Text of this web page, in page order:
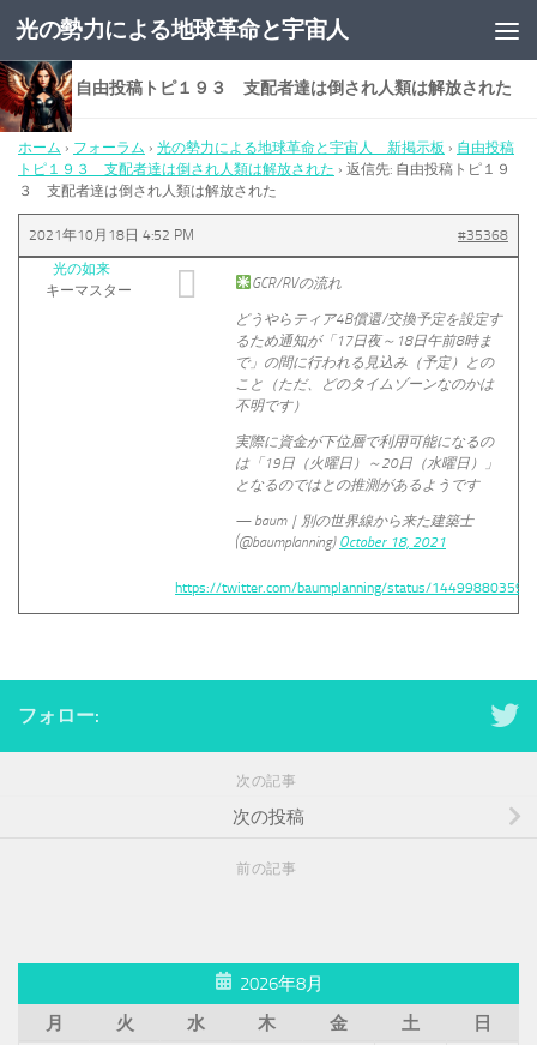
コンテンツへスキップ
光の勢力による地球革命と宇宙人
返信先: 自由投稿トピ１９３ 支配者達は倒され人類は解放された
ホーム › フォーラム › 光の勢力による地球革命と宇宙人 新掲示板 › 自由投稿
トピ１９３ 支配者達は倒され人類は解放された › 返信先: 自由投稿トピ１９
３ 支配者達は倒され人類は解放された
2021年10月18日 4:52 PM
#35368
光の如来
キーマスター
GCR/RVの流れ
どうやらティア4B償還/交換予定を設定す
るため通知が「17日夜～18日午前8時ま
で」の間に行われる見込み（予定）との
こと（ただ、どのタイムゾーンなのかは
不明です）
実際に資金が下位層で利用可能になるの
は「19日（火曜日）～20日（水曜日）」
となるのではとの推測があるようです
— baum｜別の世界線から来た建築士
(@baumplanning) October 18, 2021
https://twitter.com/baumplanning/status/
フォロー:
次の記事
次の投稿
前の記事
2026年8月
月
火 水 木 金 土
日